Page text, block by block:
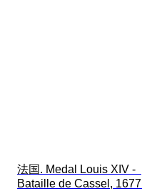
法国. Medal Louis XIV -
Bataille de Cassel, 1677